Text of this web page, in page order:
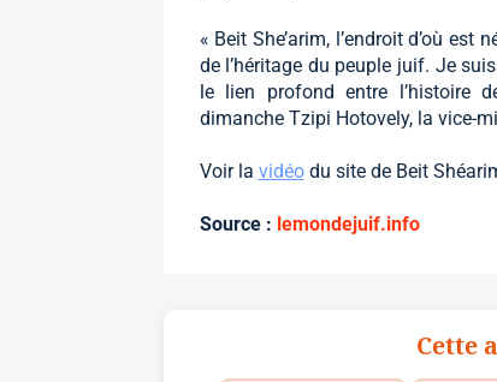
« Beit She’arim, l’endroit d’où
de l’héritage du peuple juif. Je
le lien profond entre l’histoire
dimanche Tzipi Hotovely, la vice-
Voir la vidéodu site de Beit
Source : lemondejuif.info
Cette